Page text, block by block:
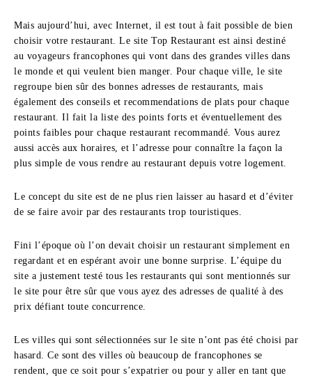
Mais aujourd’hui, avec Internet, il est tout à fait possible de bien
choisir votre restaurant. Le site Top Restaurant est ainsi destiné
au voyageurs francophones qui vont dans des grandes villes dans
le monde et qui veulent bien manger. Pour chaque ville, le site
regroupe bien sûr des bonnes adresses de restaurants, mais
également des conseils et recommendations de plats pour chaque
restaurant. Il fait la liste des points forts et éventuellement des
points faibles pour chaque restaurant recommandé. Vous aurez
aussi accès aux horaires, et l’adresse pour connaître la façon la
plus simple de vous rendre au restaurant depuis votre logement.
Le concept du site est de ne plus rien laisser au hasard et d’éviter
de se faire avoir par des restaurants trop touristiques.
Fini l’époque où l’on devait choisir un restaurant simplement en
regardant et en espérant avoir une bonne surprise. L’équipe du
site a justement testé tous les restaurants qui sont mentionnés sur
le site pour être sûr que vous ayez des adresses de qualité à des
prix défiant toute concurrence.
Les villes qui sont sélectionnées sur le site n’ont pas été choisi par
hasard. Ce sont des villes où beaucoup de francophones se
rendent, que ce soit pour s’expatrier ou pour y aller en tant que